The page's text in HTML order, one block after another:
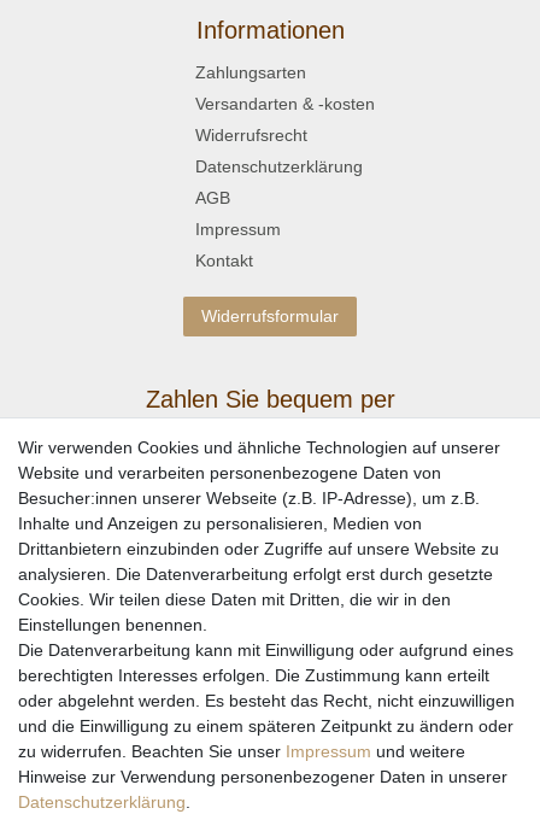
Informationen
Zahlungsarten
Versandarten & -kosten
Widerrufsrecht
Datenschutzerklärung
AGB
Impressum
Kontakt
Widerrufsformular
Zahlen Sie bequem per
Wir versenden mit
Wir verwenden Cookies und ähnliche Technologien auf unserer
Website und verarbeiten personenbezogene Daten von
Besucher:innen unserer Webseite (z.B. IP-Adresse), um z.B.
Inhalte und Anzeigen zu personalisieren, Medien von
Drittanbietern einzubinden oder Zugriffe auf unsere Website zu
analysieren. Die Datenverarbeitung erfolgt erst durch gesetzte
Cookies. Wir teilen diese Daten mit Dritten, die wir in den
Einstellungen benennen.
Die Datenverarbeitung kann mit Einwilligung oder aufgrund eines
berechtigten Interesses erfolgen. Die Zustimmung kann erteilt
oder abgelehnt werden. Es besteht das Recht, nicht einzuwilligen
und die Einwilligung zu einem späteren Zeitpunkt zu ändern oder
zu widerrufen. Beachten Sie unser Impressum und weitere
Hinweise zur Verwendung personenbezogener Daten in unserer
Daten­schutz­erklärung